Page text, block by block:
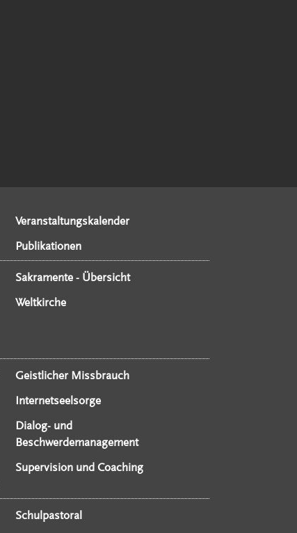
Veranstaltungskalender
Publikationen
Sakramente - Übersicht
Weltkirche
Geistlicher Missbrauch
Internetseelsorge
Dialog- und
Beschwerdemanagement
Supervision und Coaching
Schulpastoral